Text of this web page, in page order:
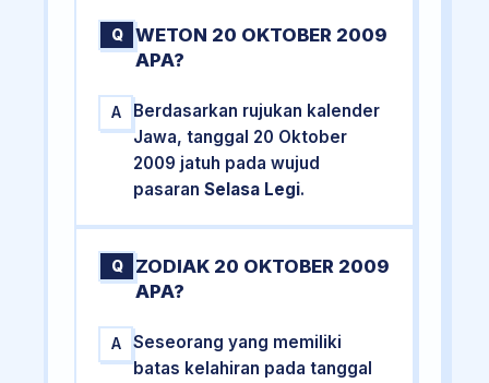
Q
WETON 20 OKTOBER 2009
APA?
A
Berdasarkan rujukan kalender
Jawa, tanggal 20 Oktober
2009 jatuh pada wujud
pasaranSelasa Legi.
Q
ZODIAK 20 OKTOBER 2009
APA?
A
Seseorang yang memiliki
batas kelahiran pada tanggal